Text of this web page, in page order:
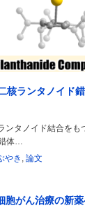
核ランタノイド
ンタノイド結合をも
体…
やき , 論文
胞がん治療の新